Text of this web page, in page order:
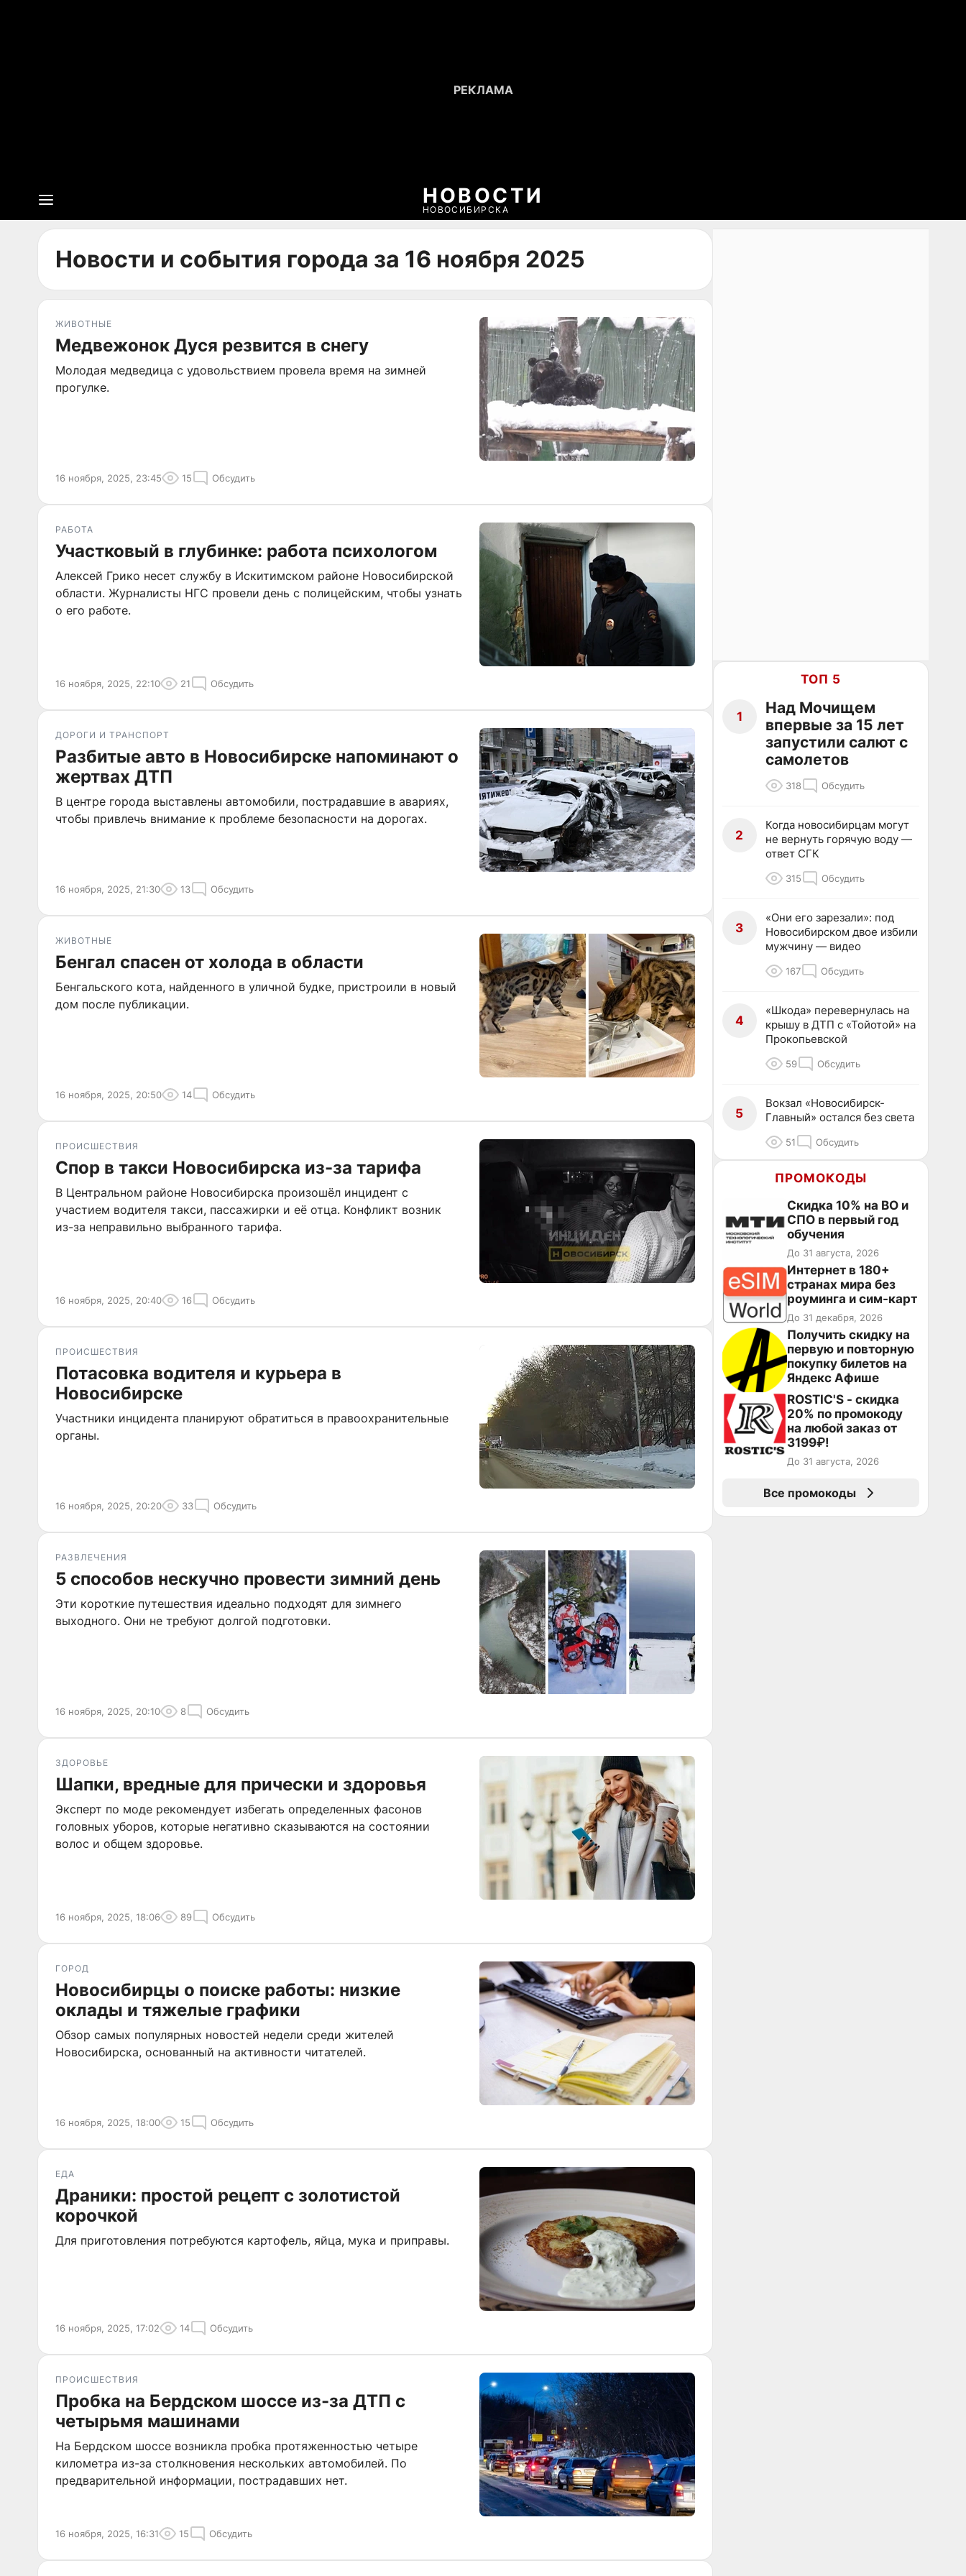
НОВОСТИ
НОВОСИБИРСКА
Новости и события города за 16 ноября 2025
ЖИВОТНЫЕ
Медвежонок Дуся резвится в снегу
Молодая медведица с удовольствием провела время на зимней
прогулке.
16 ноября, 2025, 23:45 15 Обсудить
РАБОТА
Участковый в глубинке: работа психологом
Алексей Грико несет службу в Искитимском районе Новосибирской
области. Журналисты НГС провели день с полицейским, чтобы узнать
о его работе.
16 ноября, 2025, 22:10 21 Обсудить
ДОРОГИ И ТРАНСПОРТ
Разбитые авто в Новосибирске напоминают о
жертвах ДТП
В центре города выставлены автомобили, пострадавшие в авариях,
чтобы привлечь внимание к проблеме безопасности на дорогах.
16 ноября, 2025, 21:30 13 Обсудить
ЖИВОТНЫЕ
Бенгал спасен от холода в области
Бенгальского кота, найденного в уличной будке, пристроили в новый
дом после публикации.
16 ноября, 2025, 20:50 14 Обсудить
ПРОИСШЕСТВИЯ
Спор в такси Новосибирска из-за тарифа
В Центральном районе Новосибирска произошёл инцидент с
участием водителя такси, пассажирки и её отца. Конфликт возник
из-за неправильно выбранного тарифа.
16 ноября, 2025, 20:40 16 Обсудить
ПРОИСШЕСТВИЯ
Потасовка водителя и курьера в
Новосибирске
Участники инцидента планируют обратиться в правоохранительные
органы.
16 ноября, 2025, 20:20 33 Обсудить
РАЗВЛЕЧЕНИЯ
5 способов нескучно провести зимний день
Эти короткие путешествия идеально подходят для зимнего
выходного. Они не требуют долгой подготовки.
16 ноября, 2025, 20:10 8 Обсудить
ЗДОРОВЬЕ
Шапки, вредные для прически и здоровья
Эксперт по моде рекомендует избегать определенных фасонов
головных уборов, которые негативно сказываются на состоянии
волос и общем здоровье.
16 ноября, 2025, 18:06 89 Обсудить
ГОРОД
Новосибирцы о поиске работы: низкие
оклады и тяжелые графики
Обзор самых популярных новостей недели среди жителей
Новосибирска, основанный на активности читателей.
16 ноября, 2025, 18:00 15 Обсудить
ЕДА
Драники: простой рецепт с золотистой
корочкой
Для приготовления потребуются картофель, яйца, мука и приправы.
16 ноября, 2025, 17:02 14 Обсудить
ПРОИСШЕСТВИЯ
Пробка на Бердском шоссе из-за ДТП с
четырьмя машинами
На Бердском шоссе возникла пробка протяженностью четыре
километра из-за столкновения нескольких автомобилей. По
предварительной информации, пострадавших нет.
16 ноября, 2025, 16:31 15 Обсудить
ТОП 5
1
Над Мочищем
впервые за 15 лет
запустили салют с
самолетов
318 Обсудить
2
Когда новосибирцам могут
не вернуть горячую воду —
ответ СГК
315 Обсудить
3
«Они его зарезали»: под
Новосибирском двое избили
мужчину — видео
167 Обсудить
4
«Шкода» перевернулась на
крышу в ДТП с «Тойотой» на
Прокопьевской
59 Обсудить
5
Вокзал «Новосибирск-
Главный» остался без света
51 Обсудить
ПРОМОКОДЫ
Скидка 10% на ВО и
СПО в первый год
обучения
До 31 августа, 2026
Интернет в 180+
странах мира без
роуминга и сим-карт
До 31 декабря, 2026
Получить скидку на
первую и повторную
покупку билетов на
Яндекс Афише
ROSTIC'S - скидка
20% по промокоду
на любой заказ от
3199₽!
До 31 августа, 2026
Все промокоды